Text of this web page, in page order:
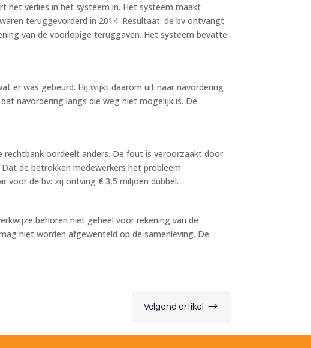
het verlies in het systeem in. Het systeem maakt
teruggevorderd in 2014. Resultaat: de bv ontvangt
van de voorlopige teruggaven. Het systeem bevatte
er was gebeurd. Hij wijkt daarom uit naar navordering
navordering langs die weg niet mogelijk is. De
rechtbank oordeelt anders. De fout is veroorzaakt door
de betrokken medewerkers het probleem
voor de bv: zij ontving € 3,5 miljoen dubbel.
behoren niet geheel voor rekening van de
niet worden afgewenteld op de samenleving. De
Volgend artikel $